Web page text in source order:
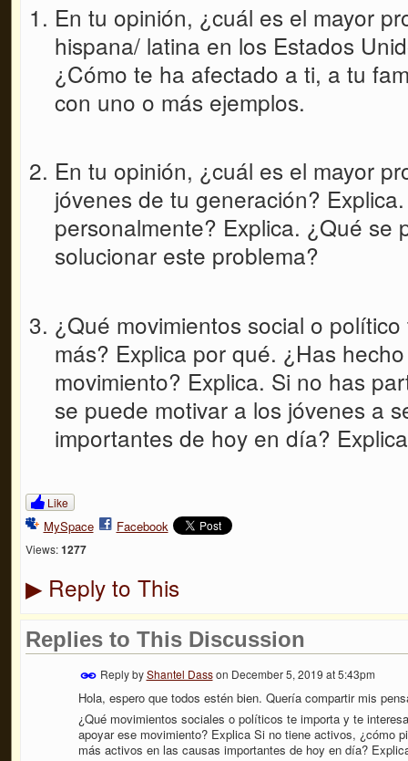
En tu opinión, ¿cuál es el mayor
hispana/ latina en los Estados
¿Cómo te ha afectado a ti, a tu
con uno o más ejemplos.
En tu opinión, ¿cuál es el mayor
jóvenes de tu generación?
personalmente? Explica. ¿Qué se
solucionar este problema?
¿Qué movimientos social o
más? Explica por qué. ¿Has
movimiento? Explica. Si no has
se puede motivar a los jóvenes a
importantes de hoy en día?
Like
MySpace Facebook
Views: 1277
▶Reply to This
Replies to This Discussion
Reply byShantel Dasson December 5, 2019 at 5:43pm
Hola, espero que todos estén bien. Quería compartir mis
¿Qué movimientos sociales o políticos te importa y te
apoyar ese movimiento? Explica Si no tiene activos, ¿cómo
más activos en las causas importantes de hoy en día?